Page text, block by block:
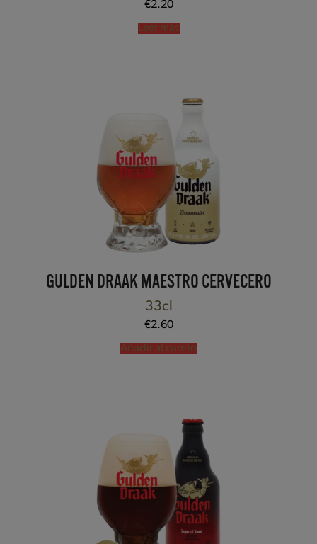
€2.20
Leer más
GULDEN DRAAK MAESTRO CERVECERO
33cl
€2.60
Añadir al carrito